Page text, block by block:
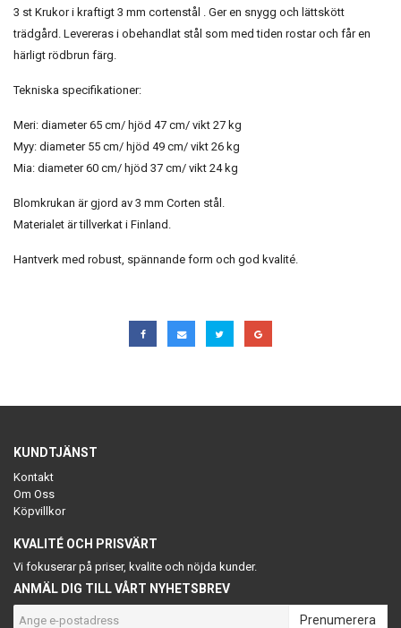
3 st Krukor i kraftigt 3 mm cortenstål . Ger en snygg och lättskött
trädgård. Levereras i obehandlat stål som med tiden rostar och får en
härligt rödbrun färg.
Tekniska specifikationer:
Meri: diameter 65 cm/ hjöd 47 cm/ vikt 27 kg
Myy: diameter 55 cm/ hjöd 49 cm/ vikt 26 kg
Mia: diameter 60 cm/ hjöd 37 cm/ vikt 24 kg
Blomkrukan är gjord av 3 mm Corten stål.
Materialet är tillverkat i Finland.
Hantverk med robust, spännande form och god kvalité.
KUNDTJÄNST
Kontakt
Om Oss
Köpvillkor
KVALITÉ OCH PRISVÄRT
Vi fokuserar på priser, kvalite och nöjda kunder.
ANMÄL DIG TILL VÅRT NYHETSBREV
Prenumerera